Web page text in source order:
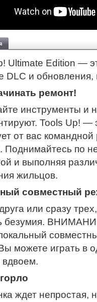
Ultimate Edition —
DLC и обновления,
ремонт!
инструменты и
Tools Up! —
от вас
Поднимайтесь по
и выполняя
жильцов.
совместный
или сразу
безумия.
можете играть в
вдвоем.
ждет непростая,